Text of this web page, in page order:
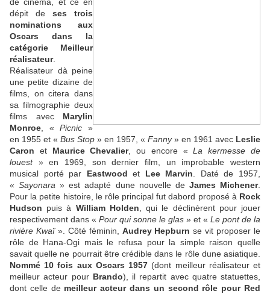
dépit de ses trois
nominations aux
Oscars dans la
catégorie Meilleur
réalisateur.
Réalisateur dà peine
une petite dizaine de
films, on citera dans
sa filmographie deux
films avec Marylin
Monroe , «Picnic »
en 1955 et « Bus Stop » en 1957, « Fanny» en 1961 avec Leslie
Caron et Maurice Chevalier, ou encore «La kermesse de
louest» en 1969, son dernier film, un improbable western
musical porté par Eastwood et Lee Marvin . Daté de 1957,
«Sayonara » est adapté dune nouvelle de James Michener.
Pour la petite histoire, le rôle principal fut dabord proposé à Rock
Hudson puis à William Holden , qui le déclinèrent pour jouer
respectivement dans « Pour qui sonne le glas » et « Le pont de la
rivière Kwaï». Côté féminin, Audrey Hepburn se vit proposer le
rôle de Hana-Ogi mais le refusa pour la simple raison quelle
savait quelle ne pourrait être crédible dans le rôle dune asiatique.
Nommé 10 fois aux Oscars 1957 (dont meilleur réalisateur et
meilleur acteur pour Brando), il repartit avec quatre statuettes,
dont celle de meilleur acteur dans un second rôle pour Red